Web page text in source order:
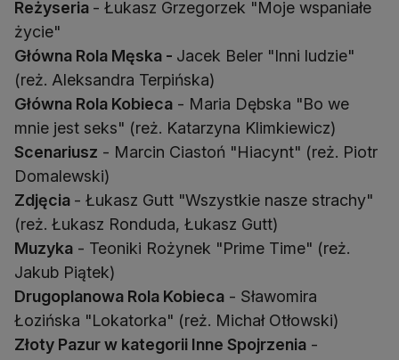
Reżyseria - Łukasz Grzegorzek "Moje wspaniałe
Główna Rola Męska - Jacek Beler "Inni ludzie"
Główna Rola Kobieca - Maria Dębska "Bo we
Scenariusz - Marcin Ciastoń "Hiacynt" (reż. Piotr
Zdjęcia - Łukasz Gutt "Wszystkie nasze strachy"
Muzyka - Teoniki Rożynek "Prime Time" (reż.
Drugoplanowa Rola Kobieca - Sławomira
Złoty Pazur w kategorii Inne Spojrzenia -